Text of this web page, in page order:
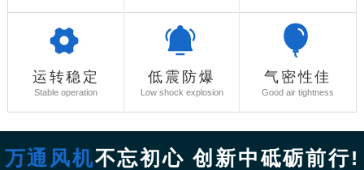
运转稳定
Stable operation
低震防爆
Low shock explosion
气密性佳
Good air tightness
万通风机不忘初心 创新中砥砺前行!